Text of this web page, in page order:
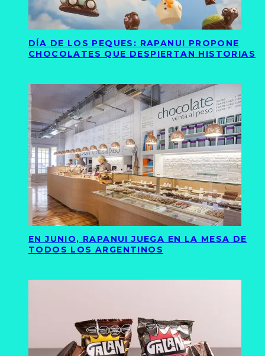
DÍA DE LOS PEQUES: RAPANUI PROPONE
CHOCOLATES QUE DESPIERTAN HISTORIAS
EN JUNIO, RAPANUI JUEGA EN LA MESA DE
TODOS LOS ARGENTINOS